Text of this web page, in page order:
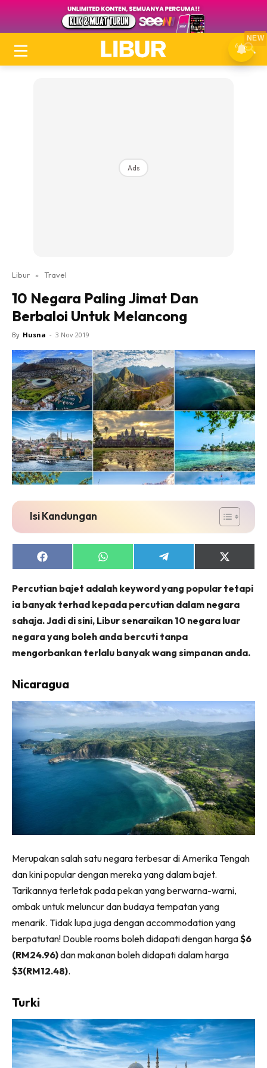
Ads
Libur » Travel
10 Negara Paling Jimat Dan
Berbaloi Untuk Melancong
By Husna - 3 Nov 2019
Isi Kandungan
Share
on
Share
on
Share
on
Share
on
(Twitter)
Percutian bajet adalah keyword yang popular tetapi
ia banyak terhad kepada percutian dalam negara
sahaja. Jadi di sini, Libur senaraikan 10 negara luar
negara yang boleh anda bercuti tanpa
mengorbankan terlalu banyak wang simpanan anda.
Nicaragua
Merupakan salah satu negara terbesar di Amerika Tengah
dan kini popular dengan mereka yang dalam bajet.
Tarikannya terletak pada pekan yang berwarna-warni,
ombak untuk meluncur dan budaya tempatan yang
menarik. Tidak lupa juga dengan accommodation yang
berpatutan! Double rooms boleh didapati dengan harga$6
(RM24.96)dan makanan boleh didapati dalam harga
$3(RM12.48).
Turki
NEW